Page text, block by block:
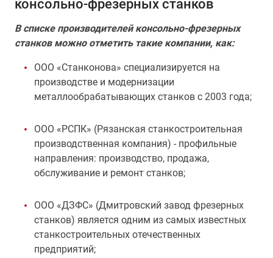
консольно-фрезерных станков
В списке производителей консольно-фрезерных
станков можно отметить такие компании, как:
ООО «Станконова» специализируется на
производстве и модернизации
металлообрабатывающих станков с 2003 года;
ООО «РСПК» (Рязанская станкостроительная
производственная компания) - профильные
направления: производство, продажа,
обслуживание и ремонт станков;
ООО «ДЗФС» (Дмитровский завод фрезерных
станков) является одним из самых известных
станкостроительных отечественных
предприятий;